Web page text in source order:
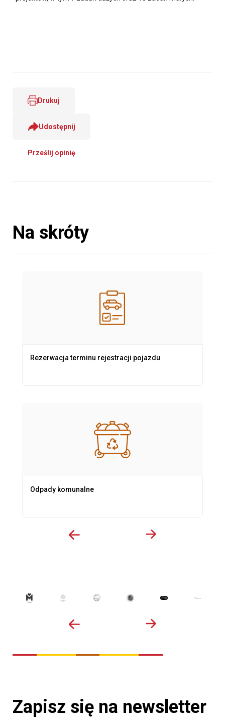
Drukuj
Udostępnij
Prześlij opinię
Na skróty
Rezerwacja terminu rejestracji pojazdu
Odpady komunalne
Zapisz się na newsletter